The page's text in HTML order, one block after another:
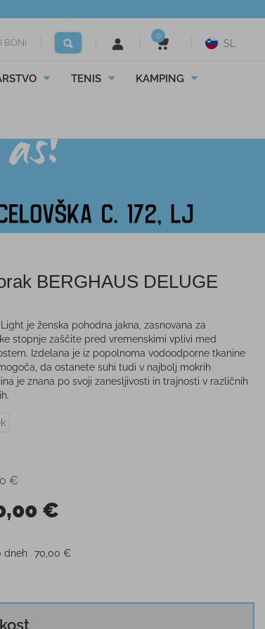
BONI
0
SL
TENIS KAMPING
BERGHAUS DELUGE
je ženska pohodna jakna, zasnovana za
stopnje zaščite pred vremenskimi vplivi med
Izdelana je iz popolnoma vodoodporne tkanine
da ostanete suhi tudi v najbolj mokrih
je znana po svoji zanesljivosti in trajnosti v različnih
€
€
dneh 70,00 €